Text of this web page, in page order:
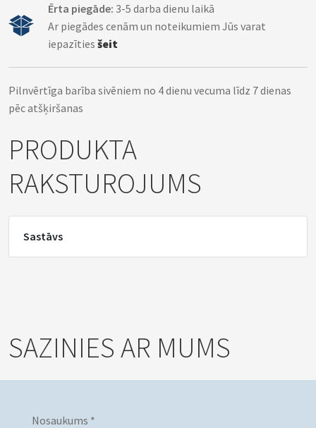
Ērta piegāde: 3-5 darba dienu laikā
Ar piegādes cenām un noteikumiem Jūs varat
iepazīties šeit
Pilnvērtīga barība sivēniem no 4 dienu vecuma līdz 7 dienas
pēc atšķiršanas
PRODUKTA
RAKSTUROJUMS
Sastāvs
SAZINIES AR MUMS
Nosaukums *